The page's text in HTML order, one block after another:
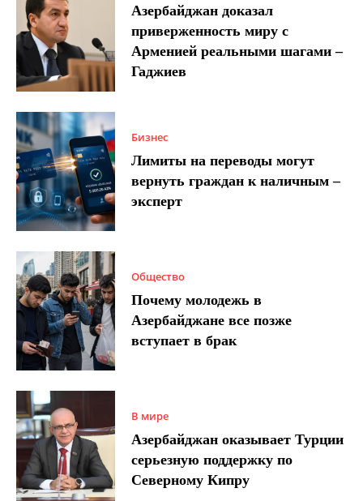
Азербайджан доказал
приверженность миру с
Арменией реальными шагами –
Гаджиев
Бизнес
Лимиты на переводы могут
вернуть граждан к наличным –
эксперт
Общество
Почему молодежь в
Азербайджане все позже
вступает в брак
В мире
Азербайджан оказывает Турции
серьезную поддержку по
Северному Кипру